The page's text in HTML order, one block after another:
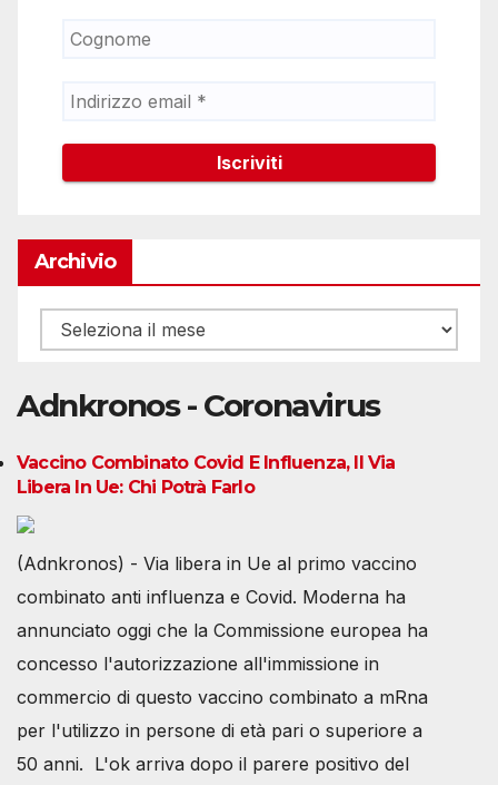
Archivio
Archivio
Adnkronos - Coronavirus
Vaccino Combinato Covid E Influenza, Il Via
Libera In Ue: Chi Potrà Farlo
(Adnkronos) - Via libera in Ue al primo vaccino
combinato anti influenza e Covid. Moderna ha
annunciato oggi che la Commissione europea ha
concesso l'autorizzazione all'immissione in
commercio di questo vaccino combinato a mRna
per l'utilizzo in persone di età pari o superiore a
50 anni. L'ok arriva dopo il parere positivo del